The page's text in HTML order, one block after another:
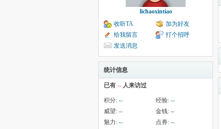
lichaoxintiao
收听TA
加为好友
给我留言
打个招呼
发送消息
统计信息
已有 -- 人来访过
积分: -- 经验: --
威望: -- 金钱: --
魅力: -- 点券: --